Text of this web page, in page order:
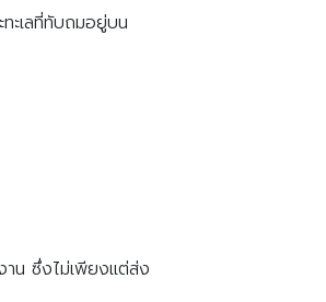
ะเลที่ทับถมอยู่บน
าน ซึ่งไม่เพียงแต่ส่ง